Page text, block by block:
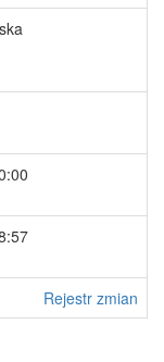
Rejestr zmian